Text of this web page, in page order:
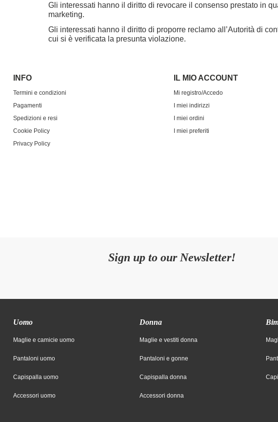
Gli interessati hanno il diritto di revocare il consenso prestato in
marketing.
Gli interessati hanno il diritto di proporre reclamo all’Autorità di
cui si è verificata la presunta violazione.
INFO
Termini e condizioni
Pagamenti
Spedizioni e resi
Cookie Policy
Privacy Policy
IL MIO ACCOUNT
Mi registro/Accedo
I miei indirizzi
I miei ordini
I miei preferiti
Sign up to our Newsletter!
Uomo
Maglie e camicie uomo
Pantaloni uomo
Capispalla uomo
Accessori uomo
Donna
Maglie e vestiti donna
Pantaloni e gonne
Capispalla donna
Accessori donna